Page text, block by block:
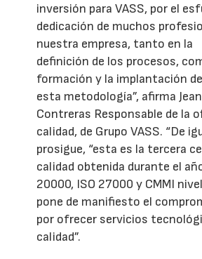
inversión para VASS, por el
dedicación de muchos
nuestra empresa, tanto en la
definición de los procesos,
formación y la implantación
esta metodología”, afirma
Contreras Responsable de la
calidad, de Grupo VASS. “De
prosigue, “esta es la tercera
calidad obtenida durante el
20000, ISO 27000 y CMMI
pone de manifiesto el
por ofrecer servicios
calidad”.